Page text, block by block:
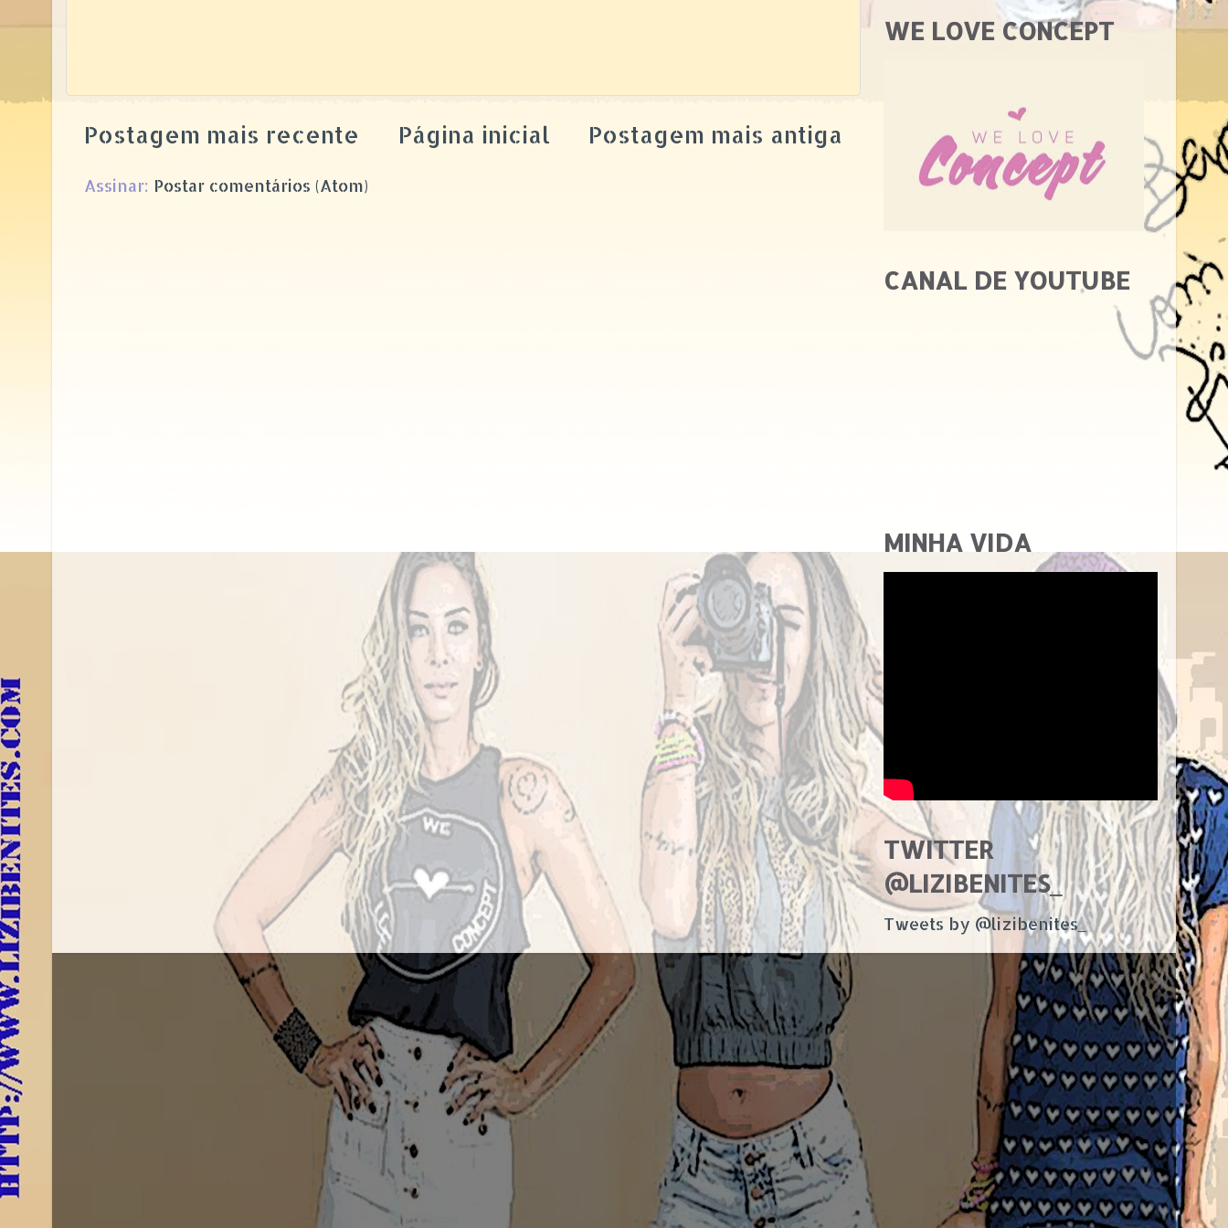
Postagem mais recente Postagem mais antiga
Página inicial
Assinar: Postar comentários (Atom)
WE LOVE CONCEPT
CANAL DE YOUTUBE
MINHA VIDA
TWITTER
@LIZIBENITES_
Tweets by @lizibenites_